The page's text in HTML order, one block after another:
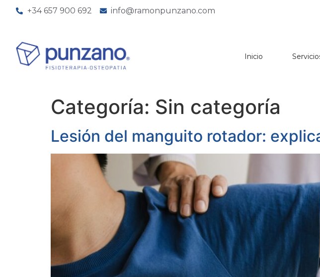
+34 657 900 692 info@ramonpunzano.com
Inicio
Categoría: Sin categoría
Lesión del manguito rotador: